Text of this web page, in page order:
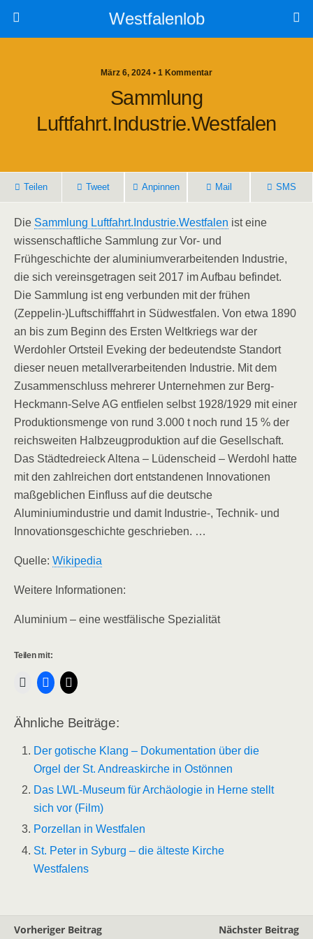
Westfalenlob
März 6, 2024 • 1 Kommentar
Sammlung
Luftfahrt.Industrie.Westfalen
Teilen Tweet Anpinnen Mail SMS
Die Sammlung Luftfahrt.Industrie.Westfalen ist eine
wissenschaftliche Sammlung zur Vor- und
Frühgeschichte der aluminiumverarbeitenden Industrie,
die sich vereinsgetragen seit 2017 im Aufbau befindet.
Die Sammlung ist eng verbunden mit der frühen
(Zeppelin-)Luftschifffahrt in Südwestfalen. Von etwa 1890
an bis zum Beginn des Ersten Weltkriegs war der
Werdohler Ortsteil Eveking der bedeutendste Standort
dieser neuen metallverarbeitenden Industrie. Mit dem
Zusammenschluss mehrerer Unternehmen zur Berg-
Heckmann-Selve AG entfielen selbst 1928/1929 mit einer
Produktionsmenge von rund 3.000 t noch rund 15 % der
reichsweiten Halbzeugproduktion auf die Gesellschaft.
Das Städtedreieck Altena – Lüdenscheid – Werdohl hatte
mit den zahlreichen dort entstandenen Innovationen
maßgeblichen Einfluss auf die deutsche
Aluminiumindustrie und damit Industrie-, Technik- und
Innovationsgeschichte geschrieben. …
Quelle: Wikipedia
Weitere Informationen:
Aluminium – eine westfälische Spezialität
Teilen mit:
Ähnliche Beiträge:
Der gotische Klang – Dokumentation über die
Orgel der St. Andreaskirche in Ostönnen
Das LWL-Museum für Archäologie in Herne stellt
sich vor (Film)
Porzellan in Westfalen
St. Peter in Syburg – die älteste Kirche
Westfalens
Vorheriger Beitrag Nächster Beitrag